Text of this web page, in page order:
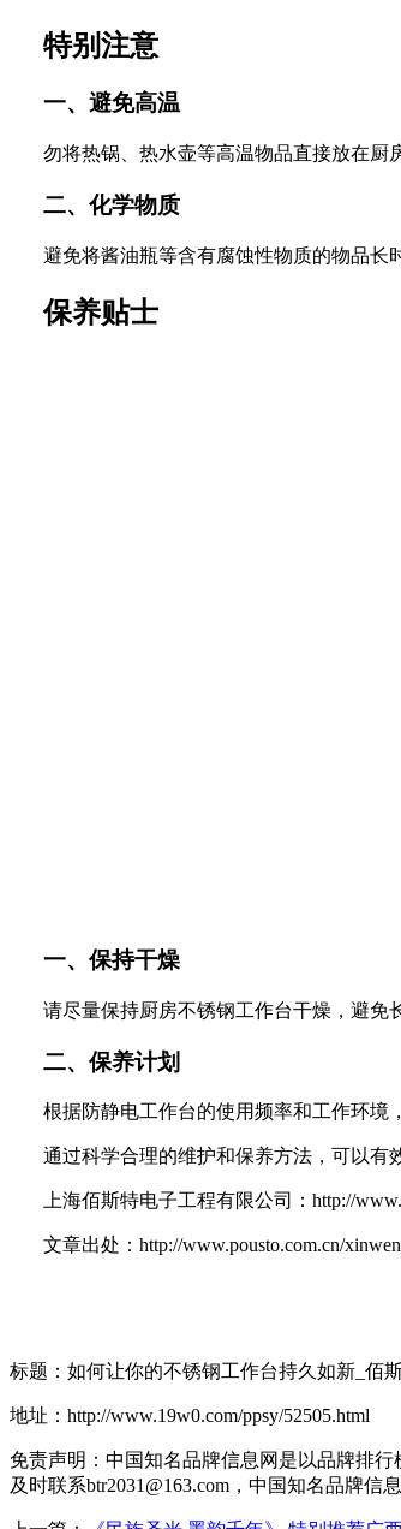
特别注意
一、避免高温
勿将热锅、热水壶等高温物品直接放在厨
二、化学物质
避免将酱油瓶等含有腐蚀性物质的物品长
保养贴士
一、保持干燥
请尽量保持厨房不锈钢工作台干燥，避免
二、保养计划
根据防静电工作台的使用频率和工作环境
通过科学合理的维护和保养方法，可以有
上海佰斯特电子工程有限公司：http://
文章出处：http://www.pousto.com.cn/
标题：如何让你的不锈钢工作台持久如新_佰
地址：http://www.19w0.com/ppsy/52505.html
免责声明：中国知名品牌信息网是以品牌排
及时联系btr2031@163.com，中国知名品牌信